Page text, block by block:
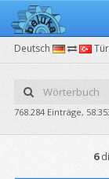
Deutsch
768.284 Einträge,
6